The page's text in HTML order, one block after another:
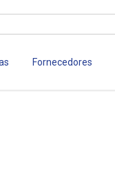
Fornecedores